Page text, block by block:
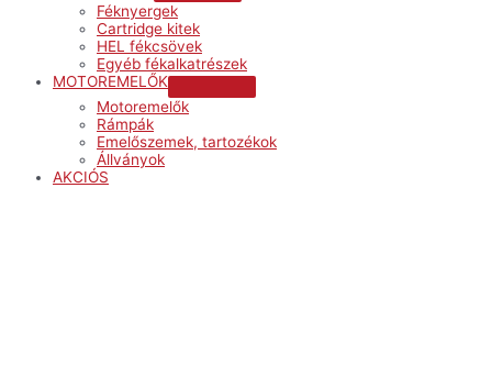
Féknyergek
Cartridge kitek
HEL fékcsövek
Egyéb fékalkatrészek
MOTOREMELŐK
Motoremelők
Rámpák
Emelőszemek, tartozékok
Állványok
AKCIÓS